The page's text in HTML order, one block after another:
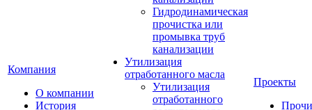
Компания
О компании
История
Гидродинамическая
прочистка или
промывка труб
канализации
Утилизация
отработанного масла
Утилизация
отработанного
Проекты